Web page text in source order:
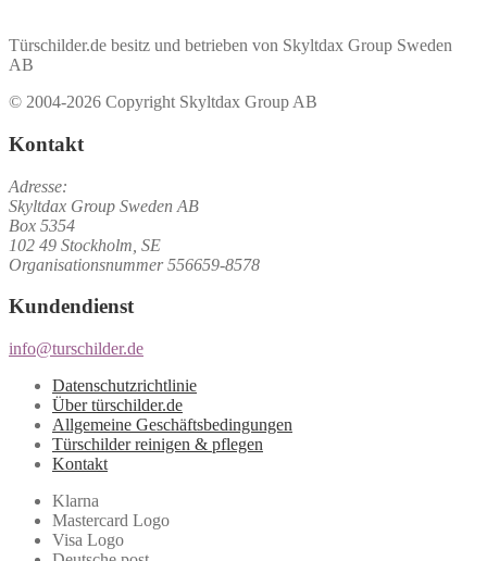
Türschilder.de besitz und betrieben von Skyltdax Group Sweden
AB
© 2004-2026 Copyright Skyltdax Group AB
Kontakt
Adresse:
Skyltdax Group Sweden AB
Box 5354
102 49 Stockholm, SE
Organisationsnummer 556659-8578
Kundendienst
info@turschilder.de
Datenschutzrichtlinie
Über türschilder.de
Allgemeine Geschäftsbedingungen
Türschilder reinigen & pflegen
Kontakt
Klarna
Mastercard Logo
Visa Logo